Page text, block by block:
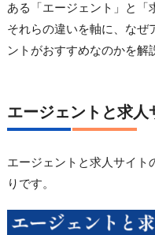
ある「エージェント」と「
それらの違いを軸に、なぜ
ントがおすすめなのかを解
エージェントと求人
エージェントと求人サイト
りです。